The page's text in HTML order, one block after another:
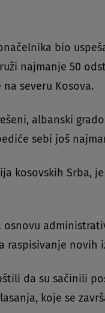
bio
najmanje 50
severu Kosova.
albanski
sebi još
kosovskih Srba,
osnovu
raspisivanje novih
da su sačinili
koje se